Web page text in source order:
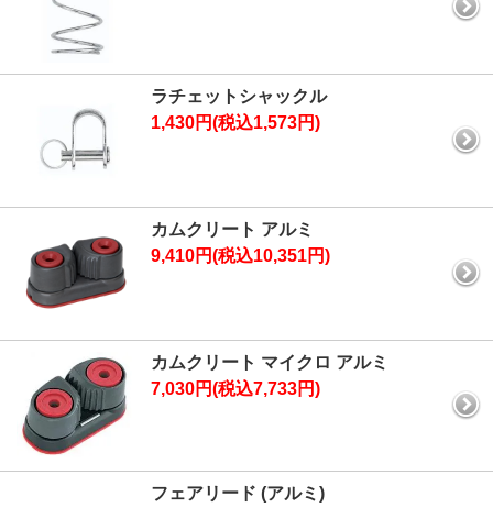
ラチェットシャックル
1,430円(税込1,573円)
カムクリート アルミ
9,410円(税込10,351円)
カムクリート マイクロ アルミ
7,030円(税込7,733円)
フェアリード (アルミ)